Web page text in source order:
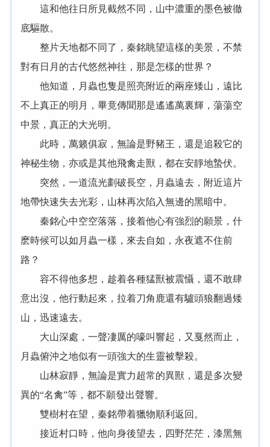
這和他往日所見截然不同，山中濃重的墨色被徹
底驅散。
整片天地都不同了，秦銘眺望這樣的美景，不禁
對有日月的古代悠然神往，那是怎樣的世界？
他知道，月蟲也隻是照亮附近的兩座矮山，遠比
不上真正的明月，畢竟傳聞那是遙遙萬裏輝，蕩蕩空
中景，真正的大光明。
此時，萬籁俱寂，無論是野豬王，還是追殺它的
神秘生物，亦或是其他飛禽走獸，都在安靜地蟄伏。
突然，一道流光劃破長空，月蟲遠去，附近這片
地帶快速失去光彩，山林再次陷入無邊的黑暗中。
秦銘心中空空落落，接着他心有強烈的願景，什
麽時候可以如月蟲一樣，來去自如，永夜遮不住前
路？
容不得他多想，趁着各種猛獸被震懾，還不敢肆
意出沒，他行動起來，拉着刀角鹿還有驢頭狼翻過矮
山，迅速遠去。
大山深處，一聲凄厲的嚎叫響起，又戛然而止，
月蟲俯沖之地似有一頭強大的生靈被擊殺。
山林寂靜，無論是實力超常的異獸，還是多次變
異的“名禽”等，都不願發出聲響。
雙樹村在望，秦銘帶着獵物順利返回。
接近村口時，他向身後望去，四野茫茫，漆黑無